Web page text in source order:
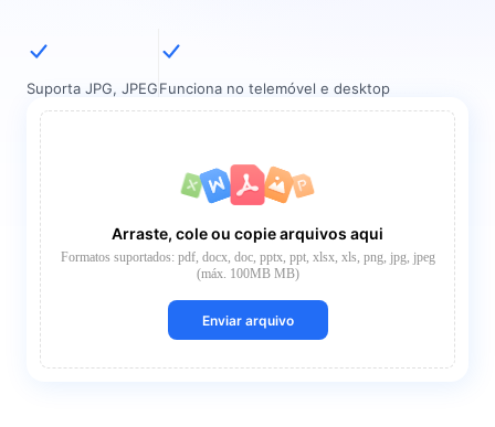
Suporta JPG, JPEGFunciona no telemóvel e desktop
Arraste, cole ou copie arquivos aqui
Formatos suportados: pdf, docx, doc, pptx, ppt, xlsx, xls, png, jpg, jpeg
(máx. 100MB MB)
Enviar arquivo